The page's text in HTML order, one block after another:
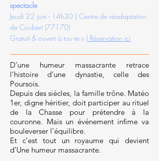
spectacle
Jeudi 22 juin - 14h30 | Centre de réadaptation
de Coubert (77170)
Gratuit & ouvert à tou·te·s | Réservation ici
D’une humeur massacrante retrace
l’histoire d’une dynastie, celle des
Poursois.
Depuis des siècles, la famille trône. Matéo
1er, digne héritier, doit participer au rituel
de la Chasse pour prétendre à la
couronne. Mais un événement infime va
bouleverser l’équilibre.
Et c’est tout un royaume qui devient
d’Une humeur massacrante.